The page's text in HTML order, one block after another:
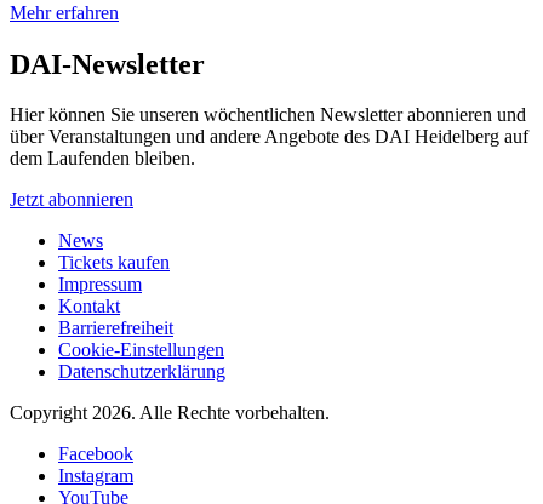
Mehr erfahren
DAI-Newsletter
Hier können Sie unseren wöchentlichen Newsletter abonnieren und
über Veranstaltungen und andere Angebote des DAI Heidelberg auf
dem Laufenden bleiben.
Jetzt abonnieren
News
Tickets kaufen
Impressum
Kontakt
Barrierefreiheit
Cookie-Einstellungen
Datenschutzerklärung
Copyright 2026. Alle Rechte vorbehalten.
Facebook
Instagram
YouTube